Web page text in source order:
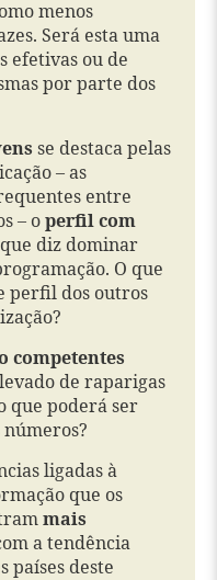
menos
Será esta uma
efetivas ou de
por parte dos
se destaca pelas
– as
entre
– operfil com
diz dominar
O que
perfil dos outros
competentes
de raparigas
que poderá ser
ligadas à
que os
mais
a tendência
países deste